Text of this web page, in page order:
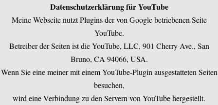
Datenschutzerklärung für YouTube
Meine Webseite nutzt Plugins der von Google betriebenen Seite
YouTube.
Betreiber der Seiten ist die YouTube, LLC, 901 Cherry Ave., San
Bruno, CA 94066, USA.
Wenn Sie eine meiner mit einem YouTube-Plugin ausgestatteten Seiten
besuchen,
wird eine Verbindung zu den Servern von YouTube hergestellt.